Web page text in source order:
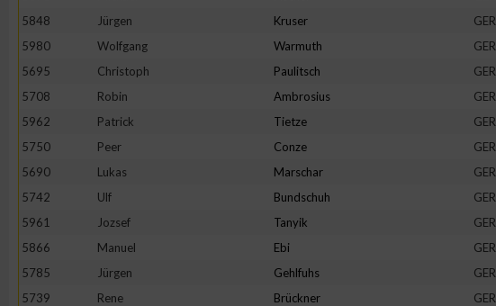
5848
Jürgen Kruser GER
5980
Wolfgang Warmuth GER
5695
Christoph Paulitsch GER
5708
Robin Ambrosius GER
5962
Patrick Tietze GER
5750
Peer Conze GER
5690
Lukas Marschar GER
5742
Ulf Bundschuh GER
5961
Jozsef Tanyik GER
5866
Manuel Ebi GER
5785
Jürgen Gehlfuhs GER
5739
Rene Brückner GER
Verwendung von Profilen zur Auswahl personalisierter Inhalte
Messung der Werbeleistung
Messung der Performance von Inhalten
Analyse von Zielgruppen durch Statistiken oder Kombinationen von Daten aus
verschiedenen Quellen